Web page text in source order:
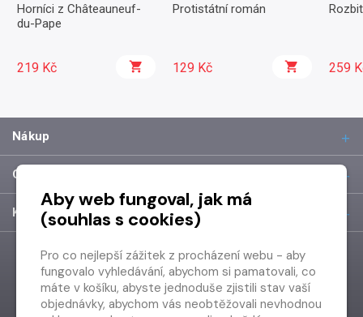
Horníci z Châteauneuf-
du-Pape
219 Kč
Protistátní román
129 Kč 259
Nákup
O společnosti
Kontakt
Aby web fungoval, jak má
(souhlas s cookies)
Pro co nejlepší zážitek z procházení webu - aby
fungovalo vyhledávání, abychom si pamatovali, co
máte v košíku, abyste jednoduše zjistili stav vaší
objednávky, abychom vás neobtěžovali nevhodnou